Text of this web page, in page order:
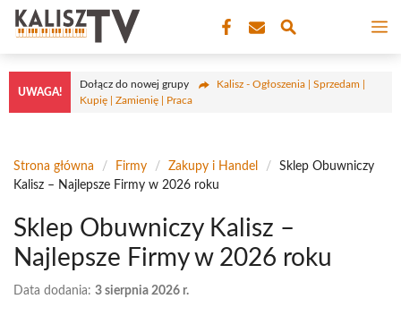
Przejdź
treści
UWAGA!
Dołącz do nowej grupy
Kalisz - Ogłoszenia | Sprzedam |
Kupię | Zamienię | Praca
Strona główna / Firmy / Zakupy i Handel /
Sklep Obuwniczy
Kalisz – Najlepsze Firmy w 2026 roku
Sklep Obuwniczy Kalisz –
Najlepsze Firmy w 2026 roku
Data dodania: 3 sierpnia 2026 r.